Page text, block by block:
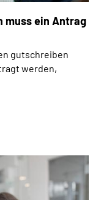
muss ein Antrag
gutschreiben
werden,